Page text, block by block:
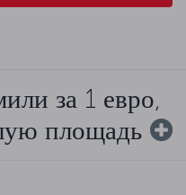
за 1 евро,
площадь